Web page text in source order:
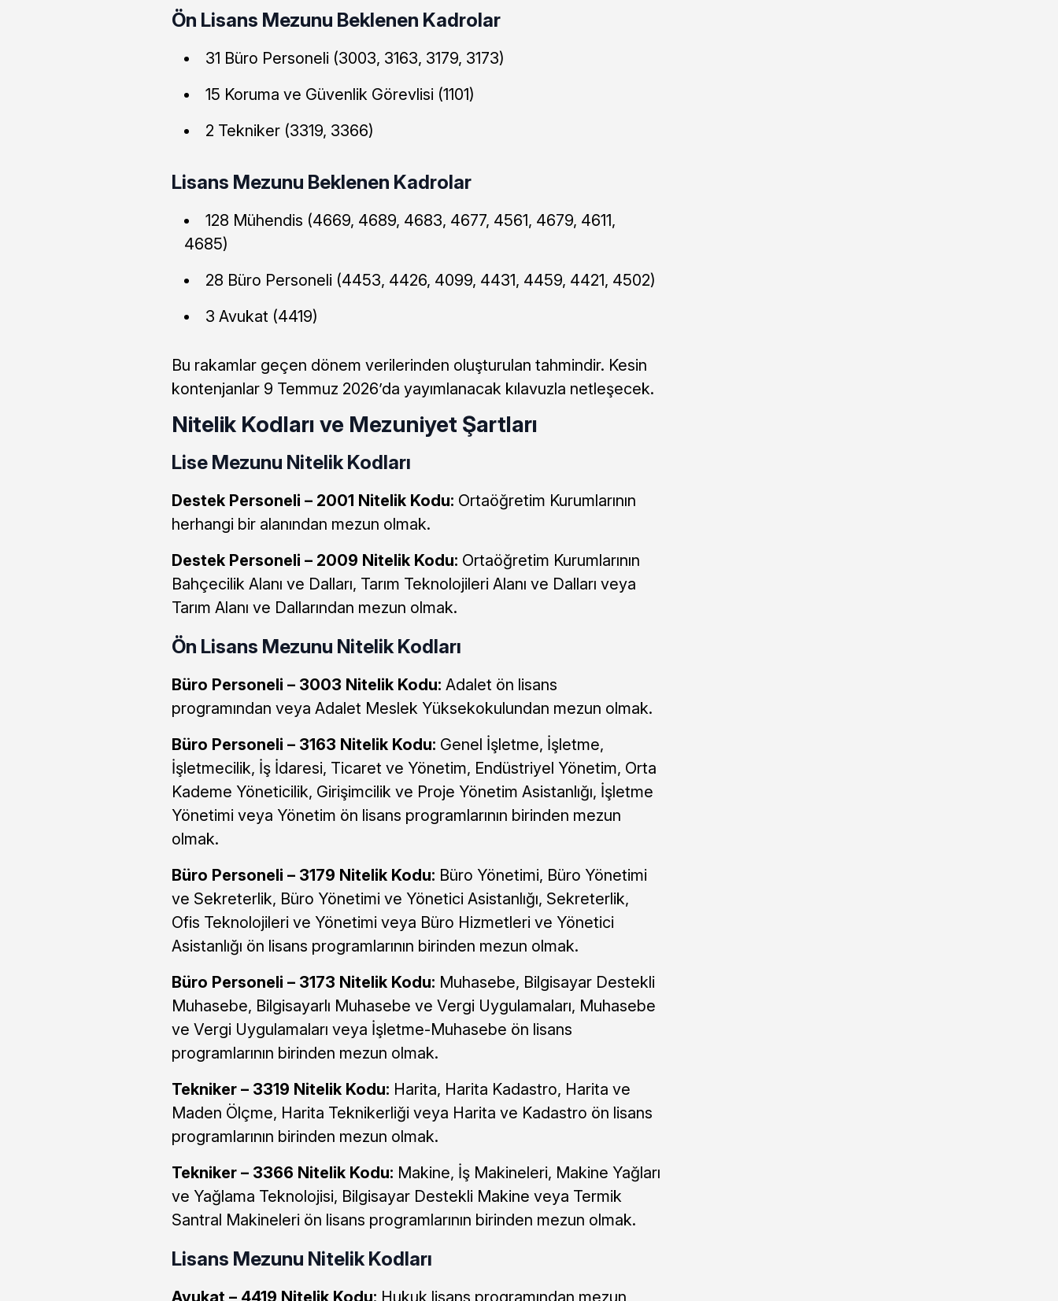
Ön Lisans Mezunu Beklenen Kadrolar
31 Büro Personeli (3003, 3163, 3179, 3173)
15 Koruma ve Güvenlik Görevlisi (1101)
2 Tekniker (3319, 3366)
Lisans Mezunu Beklenen Kadrolar
128 Mühendis (4669, 4689, 4683, 4677, 4561, 4679, 4611,
4685)
28 Büro Personeli (4453, 4426, 4099, 4431, 4459, 4421, 4502)
3 Avukat (4419)
Bu rakamlar geçen dönem verilerinden oluşturulan tahmindir. Kesin
kontenjanlar 9 Temmuz 2026’da yayımlanacak kılavuzla netleşecek.
Nitelik Kodları ve Mezuniyet Şartları
Lise Mezunu Nitelik Kodları
Destek Personeli – 2001 Nitelik Kodu: Ortaöğretim Kurumlarının
herhangi bir alanından mezun olmak.
Destek Personeli – 2009 Nitelik Kodu: Ortaöğretim Kurumlarının
Bahçecilik Alanı ve Dalları, Tarım Teknolojileri Alanı ve Dalları veya
Tarım Alanı ve Dallarından mezun olmak.
Ön Lisans Mezunu Nitelik Kodları
Büro Personeli – 3003 Nitelik Kodu: Adalet ön lisans
programından veya Adalet Meslek Yüksekokulundan mezun olmak.
Büro Personeli – 3163 Nitelik Kodu: Genel İşletme, İşletme,
İşletmecilik, İş İdaresi, Ticaret ve Yönetim, Endüstriyel Yönetim, Orta
Kademe Yöneticilik, Girişimcilik ve Proje Yönetim Asistanlığı, İşletme
Yönetimi veya Yönetim ön lisans programlarının birinden mezun
olmak.
Büro Personeli – 3179 Nitelik Kodu: Büro Yönetimi, Büro Yönetimi
ve Sekreterlik, Büro Yönetimi ve Yönetici Asistanlığı, Sekreterlik,
Ofis Teknolojileri ve Yönetimi veya Büro Hizmetleri ve Yönetici
Asistanlığı ön lisans programlarının birinden mezun olmak.
Büro Personeli – 3173 Nitelik Kodu: Muhasebe, Bilgisayar Destekli
Muhasebe, Bilgisayarlı Muhasebe ve Vergi Uygulamaları, Muhasebe
ve Vergi Uygulamaları veya İşletme-Muhasebe ön lisans
programlarının birinden mezun olmak.
Tekniker – 3319 Nitelik Kodu: Harita, Harita Kadastro, Harita ve
Maden Ölçme, Harita Teknikerliği veya Harita ve Kadastro ön lisans
programlarının birinden mezun olmak.
Tekniker – 3366 Nitelik Kodu: Makine, İş Makineleri, Makine Yağları
ve Yağlama Teknolojisi, Bilgisayar Destekli Makine veya Termik
Santral Makineleri ön lisans programlarının birinden mezun olmak.
Lisans Mezunu Nitelik Kodları
Avukat – 4419 Nitelik Kodu: Hukuk lisans programından mezun